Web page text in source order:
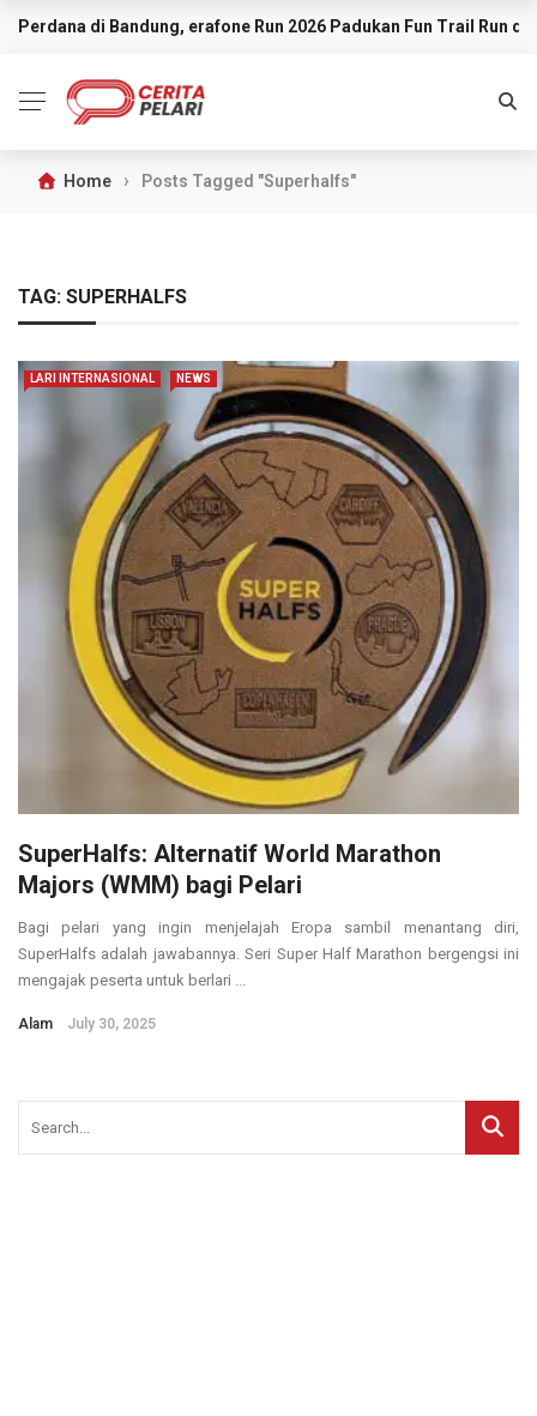
BREAKING NEWS
Perdana di Bandung, erafone Run 2026 Padukan Fun Trail Run
Home › Posts Tagged "Superhalfs"
TAG: SUPERHALFS
LARI INTERNASIONAL NEWS
SuperHalfs: Alternatif World Marathon
Majors (WMM) bagi Pelari
Bagi pelari yang ingin menjelajah Eropa sambil menantang diri,
SuperHalfs adalah jawabannya. Seri Super Half Marathon bergengsi ini
mengajak peserta untuk berlari ...
Alam July 30, 2025